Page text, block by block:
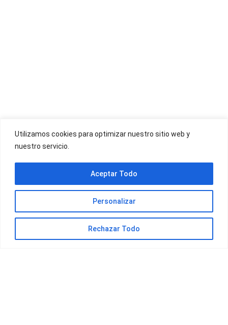
Utilizamos cookies para optimizar nuestro sitio web y
nuestro servicio.
Personalizar
Rechazar Todo
Aceptar Todo